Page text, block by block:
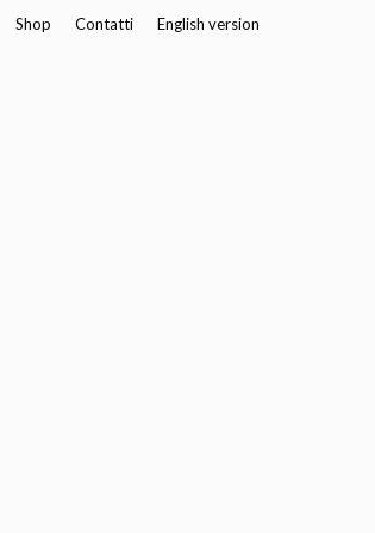
Shop Contatti English version